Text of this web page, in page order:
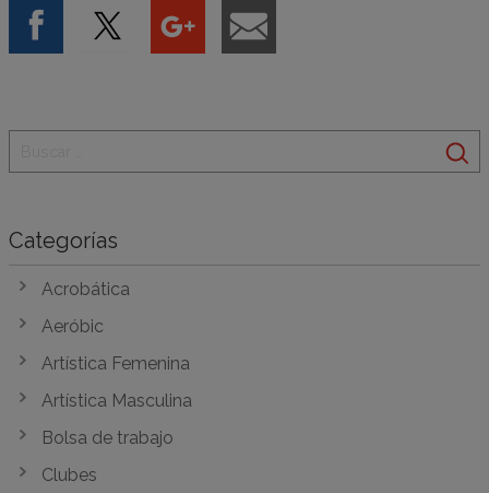
Categorías
Acrobática
Aeróbic
Artística Femenina
Artística Masculina
Bolsa de trabajo
Clubes